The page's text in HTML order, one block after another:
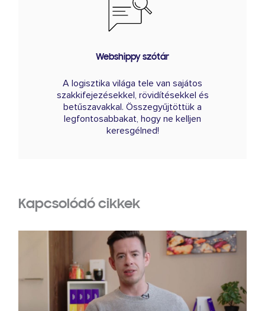
Webshippy szótár
A logisztika világa tele van sajátos
szakkifejezésekkel, rövidítésekkel és
betűszavakkal. Összegyűjtöttük a
legfontosabbakat, hogy ne kelljen
keresgélned!
Kapcsolódó cikkek